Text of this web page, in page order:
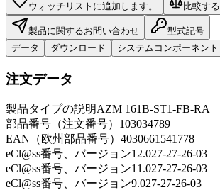
ウォッチリストに追加します。 比較する
製品に関するお問い合わせ
型式記号
データ
ダウンロード システムコンポーネント
注文データ
製品タイプの説明AZM 161B-ST1-FB-RA
部品番号（注文番号） 103034789
EAN（欧州部品番号） 4030661541778
eCl@ss番号、バージョン12.027-27-26-03
eCl@ss番号、バージョン11.027-27-26-03
eCl@ss番号、バージョン9.027-27-26-03